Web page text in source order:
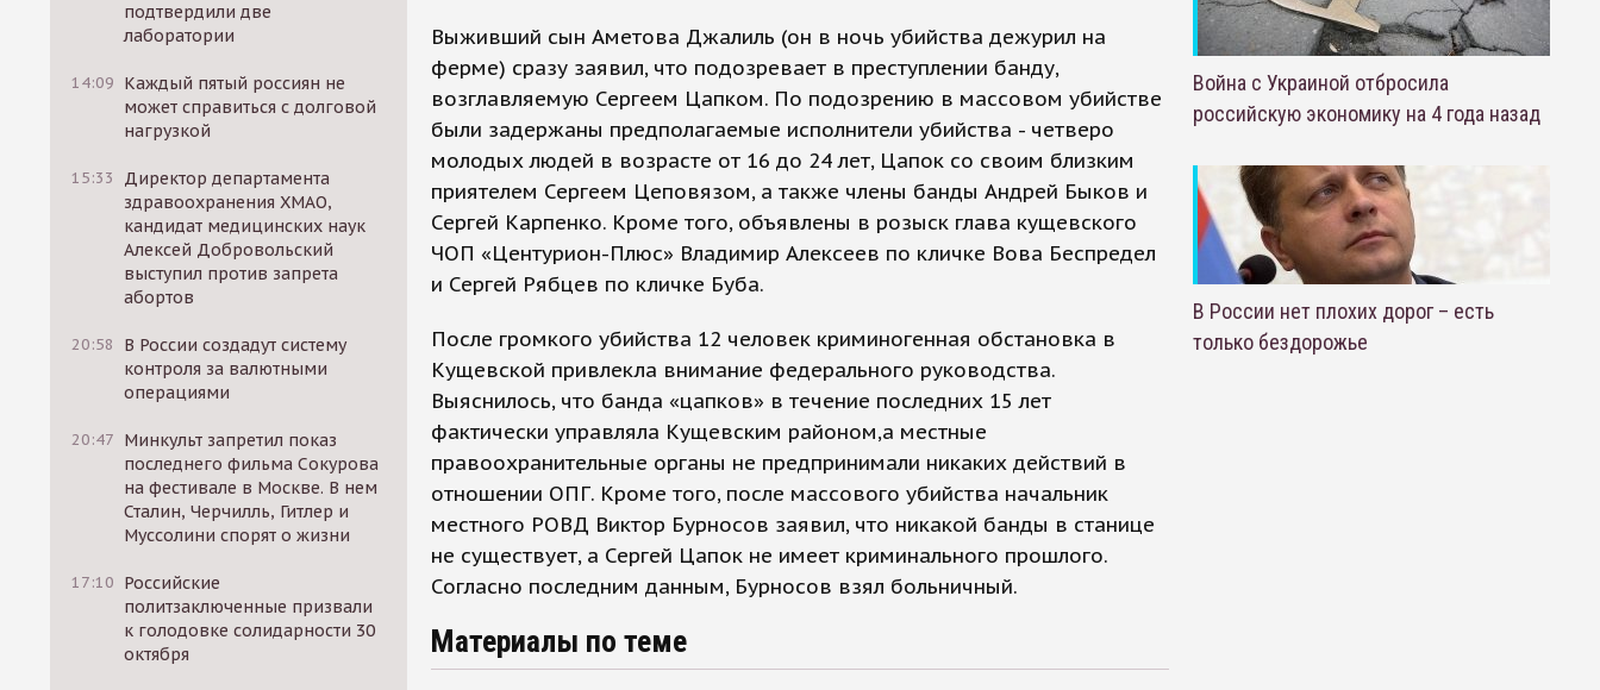
подтвердили две
лаборатории
14:09 Каждый пятый россиян не
может справиться с долговой
нагрузкой
15:33
Директор департамента
здравоохранения ХМАО,
кандидат медицинских наук
Алексей Добровольский
выступил против запрета
абортов
20:58
В России создадут систему
контроля за валютными
операциями
20:47 Минкульт запретил показ
последнего фильма Сокурова
на фестивале в Москве. В нем
Сталин, Черчилль, Гитлер и
Муссолини спорят о жизни
17:10 Российские
политзаключенные призвали
к голодовке солидарности 30
октября
Выживший сын Аметова Джалиль (он в ночь убийства дежурил на
ферме) сразу заявил, что подозревает в преступлении банду,
возглавляемую Сергеем Цапком. По подозрению в массовом убийстве
были задержаны предполагаемые исполнители убийства - четверо
молодых людей в возрасте от 16 до 24 лет, Цапок со своим близким
приятелем Сергеем Цеповязом, а также члены банды Андрей Быков и
Сергей Карпенко. Кроме того, объявлены в розыск глава кущевского
ЧОП «Центурион-Плюс» Владимир Алексеев по кличке Вова Беспредел
и Сергей Рябцев по кличке Буба.
После громкого убийства 12 человек криминогенная обстановка в
Кущевской привлекла внимание федерального руководства.
Выяснилось, что банда «цапков» в течение последних 15 лет
фактически управляла Кущевским районом,а местные
правоохранительные органы не предпринимали никаких действий в
отношении ОПГ. Кроме того, после массового убийства начальник
местного РОВД Виктор Бурносов заявил, что никакой банды в станице
не существует, а Сергей Цапок не имеет криминального прошлого.
Согласно последним данным, Бурносов взял больничный.
Материалы по теме
Война с Украиной отбросила
российскую экономику на 4 года назад
В России нет плохих дорог – есть
только бездорожье